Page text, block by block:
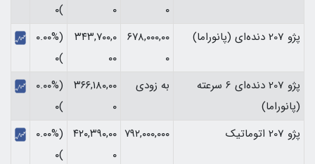
۰
۰
)۰
پژو 207 دنده‌ای (پانوراما)
۶۷۸,۰۰۰,۰۰
۰
۳۴۳,۷۰۰,۰
۰۰
(۰.۰۰%
)۰
پژو 207 دنده‌ای 6 سرعته
(پانوراما)
به زودی
۳۶۶,۱۸۰,۰۰
۰
(۰.۰۰%
)۰
پژو 207 اتوماتیک
۷۹۲,۰۰۰,۰۰۰ ۴۲۰,۳۹۰,۰۰
۰
(۰.۰۰%
)۰